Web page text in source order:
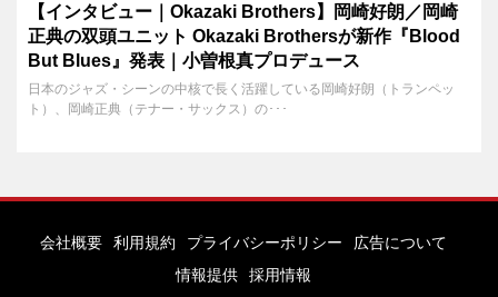
【インタビュー｜Okazaki Brothers】岡崎好朗／岡崎
正典の双頭ユニット Okazaki Brothersが新作『Blood
But Blues』発表｜小曽根真プロデュース
日本のジャズ・シーンの中核で長く活躍している岡崎好朗（トランペッ
ト）、岡崎正典（テナー・サックス）の･･･
会社概要 利用規約 プライバシーポリシー
広告について
情報提供
採用情報